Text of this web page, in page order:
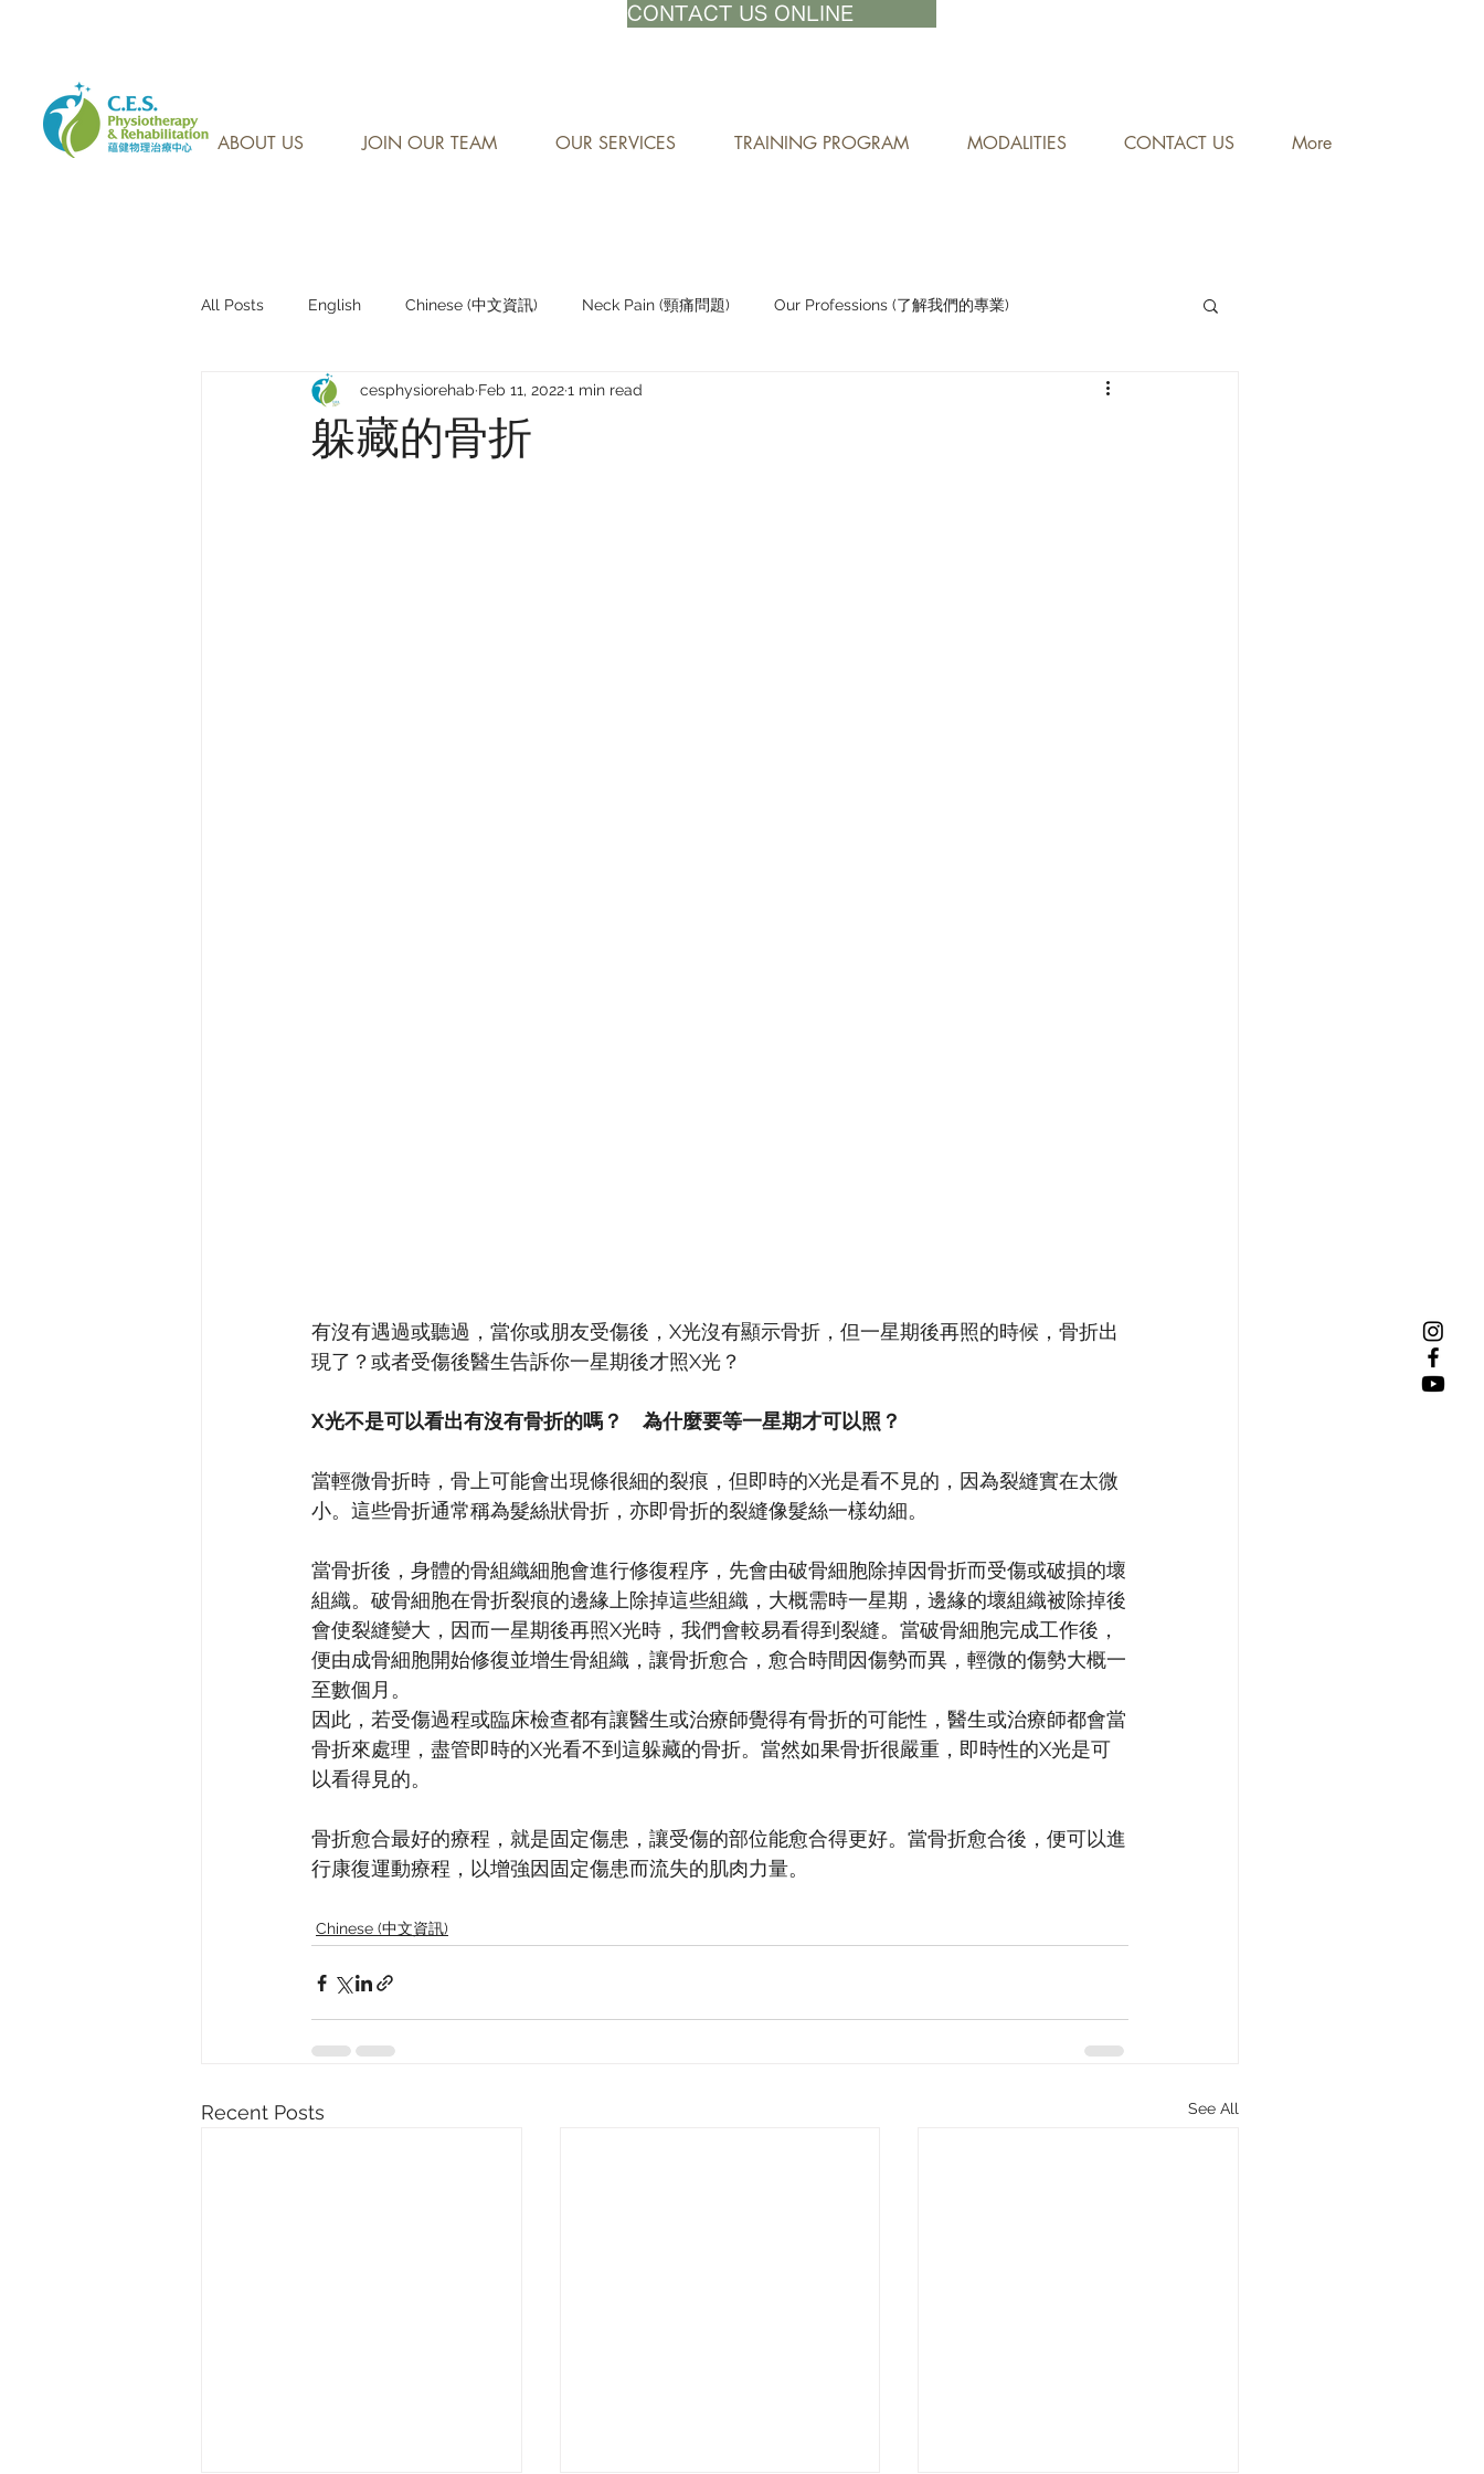
CONTACT US ONLINE
ABOUT US JOIN OUR TEAM OUR SERVICES TRAINING PROGRAM MODALITIES CONTACT US More
All Posts English Chinese (中文資訊) Neck Pain (頸痛問題) Our Professions (了解我們的專業)
Research Sharing (研究文獻分享) Staying Active (保持活躍)
躲藏的骨折
cesphysiorehab Feb 11, 20221 min read
有沒有遇過或聽過，當你或朋友受傷後，X光沒有顯示骨折，但一星期後再照的時候，骨折出
現了？或者受傷後醫生告訴你一星期後才照X光？
X光不是可以看出有沒有骨折的嗎？　為什麼要等一星期才可以照？
當輕微骨折時，骨上可能會出現條很細的裂痕，但即時的X光是看不見的，因為裂縫實在太微
小。這些骨折通常稱為髮絲狀骨折，亦即骨折的裂縫像髮絲一樣幼細。
當骨折後，身體的骨組織細胞會進行修復程序，先會由破骨細胞除掉因骨折而受傷或破損的壞
組織。破骨細胞在骨折裂痕的邊緣上除掉這些組織，大概需時一星期，邊緣的壞組織被除掉後
會使裂縫變大，因而一星期後再照X光時，我們會較易看得到裂縫。當破骨細胞完成工作後，
便由成骨細胞開始修復並增生骨組織，讓骨折愈合，愈合時間因傷勢而異，輕微的傷勢大概一
至數個月。
因此，若受傷過程或臨床檢查都有讓醫生或治療師覺得有骨折的可能性，醫生或治療師都會當
骨折來處理，盡管即時的X光看不到這躲藏的骨折。當然如果骨折很嚴重，即時性的X光是可
以看得見的。
骨折愈合最好的療程，就是固定傷患，讓受傷的部位能愈合得更好。當骨折愈合後，便可以進
行康復運動療程，以增強因固定傷患而流失的肌肉力量。
Chinese (中文資訊)
Recent Posts See All